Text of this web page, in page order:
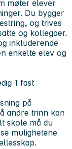
møter elever
Du bygger
og trives
og kollegaer.
inkluderende
enkelte elev og
1 fast
på
andre trinn kan
skole må du
mulighetene